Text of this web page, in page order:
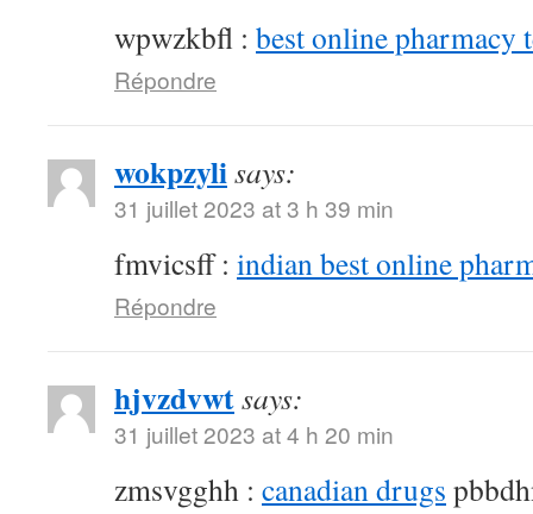
wpwzkbfl : best online pharmacy
Répondre
wokpzylisays:
31 juillet 2023 at 3 h 39 min
fmvicsff : indian best online
Répondre
hjvzdvwtsays:
31 juillet 2023 at 4 h 20 min
zmsvgghh : canadian drugs